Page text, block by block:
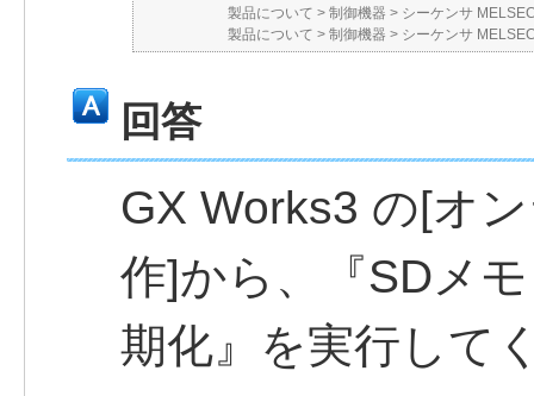
製品について > 制御機器 > シーケンサ
製品について > 制御機器 > シーケンサ
回答
GX Works3 の[オ
作]から、『SDメ
期化』を実行して